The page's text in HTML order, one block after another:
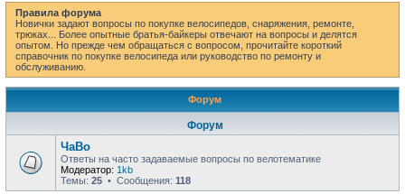
Правила форума
Новички задают вопросы по покупке велосипедов, снаряжения, ремонте,
трюках... Более опытные братья-байкеры отвечают на вопросы и делятся
опытом. Но прежде чем обращаться с вопросом, прочитайте короткий
справочник по покупке велосипеда или руководство по ремонту и
обслуживанию.
Форум
Форум
ЧаВо
Ответы на часто задаваемые вопросы по велотематике
Модератор: 1kb
Темы: 25 • Сообщения: 118